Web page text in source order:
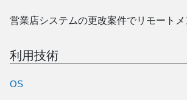
営業店システムの更改案件でリモート
利用技術
OS